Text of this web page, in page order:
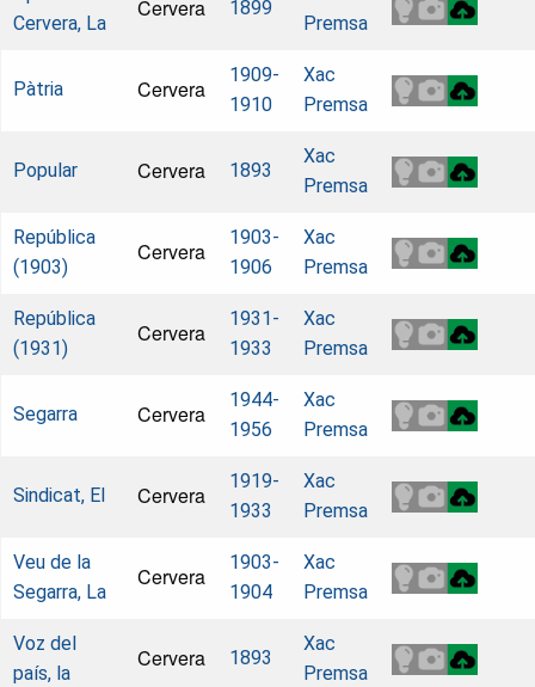
Cervera, La
Cervera 1899
Premsa
Pàtria Cervera
1909-
1910
Xac
Premsa
Popular Cervera 1893
Xac
Premsa
República
(1903)
Cervera
1903-
1906
Xac
Premsa
República
(1931)
Cervera
1931-
1933
Xac
Premsa
Segarra Cervera
1944-
1956
Xac
Premsa
Sindicat, El Cervera
1919-
1933
Xac
Premsa
Veu de la
Segarra, La
Cervera
1903-
1904
Xac
Premsa
Voz del
país, la
Cervera 1893
Xac
Premsa